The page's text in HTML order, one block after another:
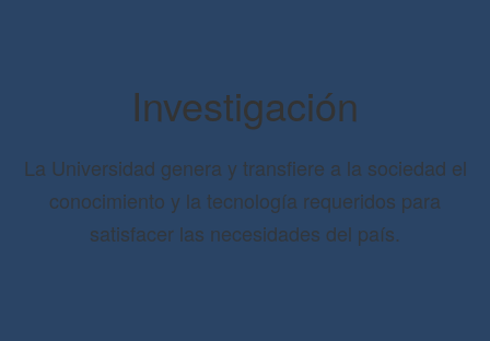
Investigación
La Universidad genera y transfiere a la sociedad el
conocimiento y la tecnología requeridos para
satisfacer las necesidades del país.